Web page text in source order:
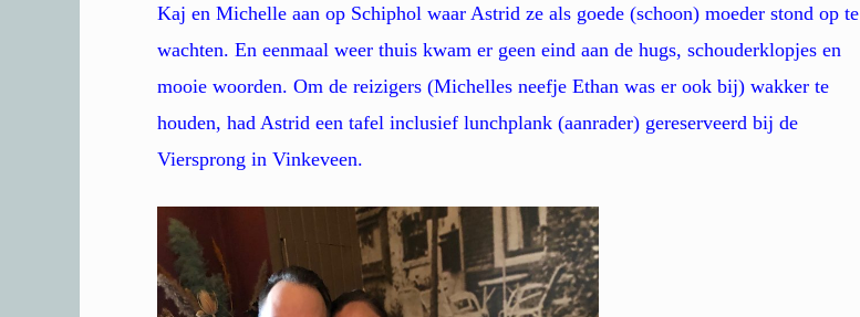
Kaj en Michelle aan op Schiphol waar Astrid ze als goede (schoon) moeder stond op te
wachten. En eenmaal weer thuis kwam er geen eind aan de hugs, schouderklopjes en
mooie woorden. Om de reizigers (Michelles neefje Ethan was er ook bij) wakker te
houden, had Astrid een tafel inclusief lunchplank (aanrader) gereserveerd bij de
Viersprong in Vinkeveen.